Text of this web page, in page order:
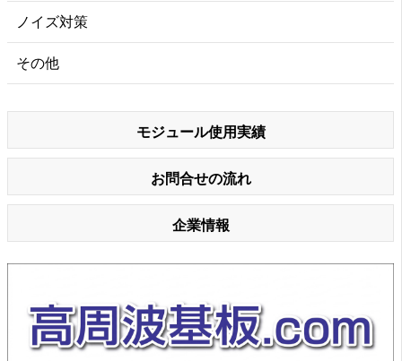
ノイズ対策
その他
モジュール使用実績
お問合せの流れ
企業情報